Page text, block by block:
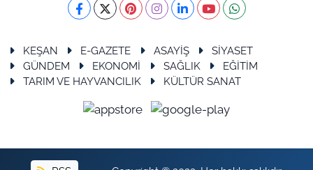
KEŞAN E-GAZETE ASAYİŞ
SİYASET
GÜNDEM
EKONOMİ SAĞLIK
EĞİTİM
TARIM VE HAYVANCILIK
KÜLTÜR SANAT